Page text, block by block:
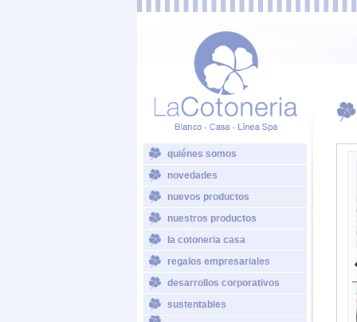
quiénes somos
novedades
nuevos productos
nuestros productos
la cotoneria casa
regalos empresariales
desarrollos corporativos
sustentables